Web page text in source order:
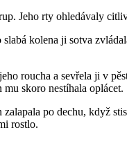
Jeho rty ohledávaly
kolena ji sotva
roucha a sevřela ji v
skoro nestíhala oplácet.
po dechu, když
rostlo.